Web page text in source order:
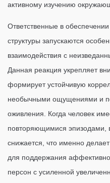
активному изучению
Ответственные в
структуры запускаются
взаимодействия с
Данная реакция укрепляет
формирует устойчивую
необычными ощущениями и
оживления. Когда человек
повторяющимися эпизодами,
снижается, что именно
для поддержания
персон с усиленной